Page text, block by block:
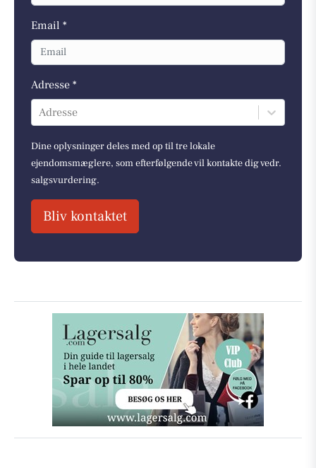
Email *
Adresse *
Adresse
Dine oplysninger deles med op til tre lokale
ejendomsmæglere, som efterfølgende vil kontakte dig vedr.
salgsvurdering.
Bliv kontaktet